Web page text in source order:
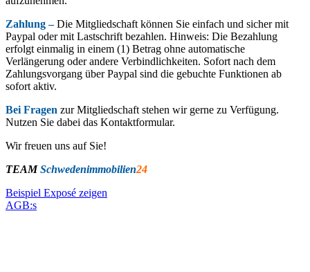
Zahlung –Die Mitgliedschaft können Sie einfach und sicher mit
Paypal oder mit Lastschrift bezahlen. Hinweis: Die Bezahlung
erfolgt einmalig in einem (1) Betrag ohne automatische
Verlängerung oder andere Verbindlichkeiten. Sofort nach dem
Zahlungsvorgang über Paypal sind die gebuchte Funktionen ab
sofort aktiv.
Bei Fragen zur Mitgliedschaft stehen wir gerne zu Verfügung.
Nutzen Sie dabei das Kontaktformular.
Wir freuen uns auf Sie!
TEAMSchwedenimmobilien24
Beispiel Exposé zeigen
AGB:s